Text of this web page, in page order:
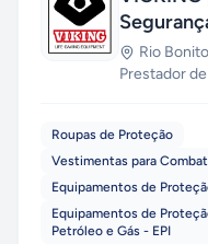
Rio Bonito
Prestador
Roupas de Proteção
Vestimentas para
Equipamentos de
Equipamentos de
Petróleo e Gás - EPI